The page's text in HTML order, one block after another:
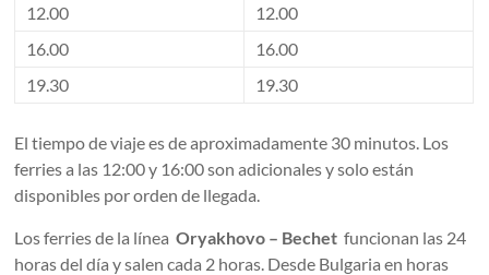
12.00
12.00
16.00
16.00
19.30
19.30
El tiempo de viaje es de aproximadamente 30 minutos. Los
ferries a las 12:00 y 16:00 son adicionales y solo están
disponibles por orden de llegada.
Los ferries de la líneaOryakhovo – Bechet funcionan las 24
horas del día y salen cada 2 horas. Desde Bulgaria en horas